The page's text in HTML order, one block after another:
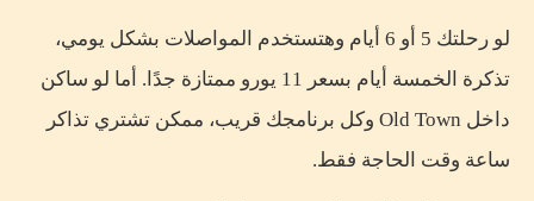
لو رحلتك 5 أو 6 أيام وهتستخدم المواصلات بشكل يومي،
تذكرة الخمسة أيام بسعر 11 يورو ممتازة جدًا. أما لو ساكن
داخل Old Town وكل برنامجك قريب، ممكن تشتري تذاكر
ساعة وقت الحاجة فقط.